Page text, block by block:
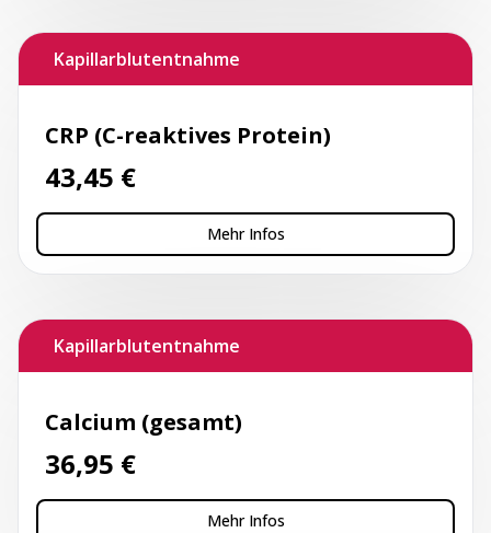
Kapillarblutentnahme
CRP (C-reaktives Protein)
43,45 €
Mehr Infos
Kapillarblutentnahme
Calcium (gesamt)
36,95 €
Mehr Infos